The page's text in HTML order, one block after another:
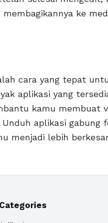
ke
cara yang tepat
aplikasi yang
kamu membuat
aplikasi gabung
menjadi lebih
Categories